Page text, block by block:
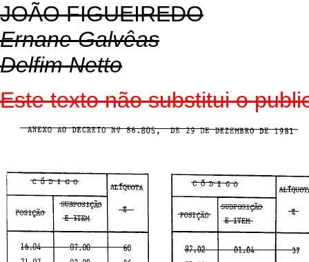
JOÃO FIGUEIREDO
Ernane Galvêas
Delfim Netto
Este texto não substitui o